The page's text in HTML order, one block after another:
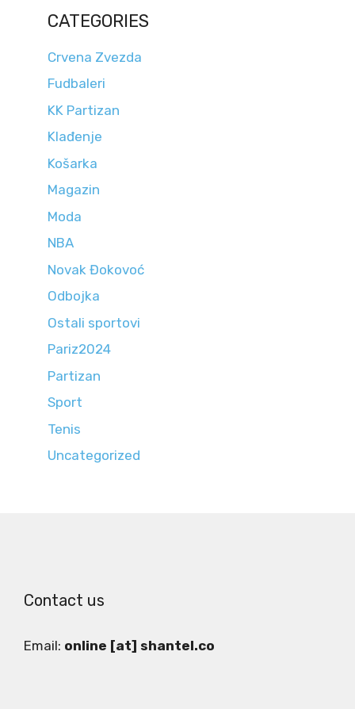
CATEGORIES
Crvena Zvezda
Fudbaleri
KK Partizan
Klađenje
Košarka
Magazin
Moda
NBA
Novak Đokovoć
Odbojka
Ostali sportovi
Pariz2024
Partizan
Sport
Tenis
Uncategorized
Contact us
Email: online [at] shantel.co